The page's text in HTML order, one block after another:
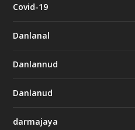
Covid-19
Danlanal
Danlannud
Danlanud
darmajaya